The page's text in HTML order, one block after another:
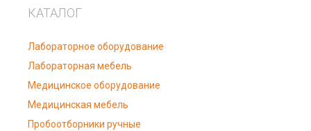
КАТАЛОГ
Лабораторное оборудование
Лабораторная мебель
Медицинское оборудование
Медицинская мебель
Пробоотборники ручные